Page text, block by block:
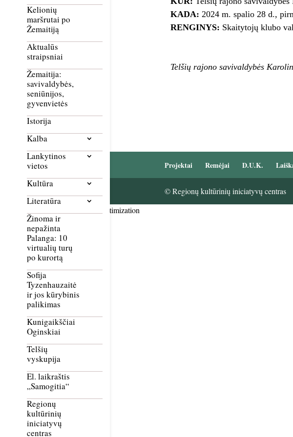
Kelionių
maršrutai po
Žemaitiją
Aktualūs
straipsniai
Žemaitija:
savivaldybės,
seniūnijos,
gyvenvietės
Istorija
Kalba
Lankytinos
vietos
Kultūra
Literatūra
Žinoma ir
nepažinta
Palanga: 10
virtualių turų
po kurortą
Sofija
Tyzenhauzaitė
ir jos kūrybinis
palikimas
Kunigaikščiai
Oginskiai
Telšių
vyskupija
El. laikraštis
„Samogitia“
Regionų
kultūrinių
iniciatyvų
centras
KADA: 2024 m. spalio 28 d.,
RENGINYS: Skaitytojų klubo
Telšių rajono savivaldybės
Projektai Remėjai D.U.K.
© Regionų kultūrinių iniciatyvų centras
Smush Image Compression and Optimization